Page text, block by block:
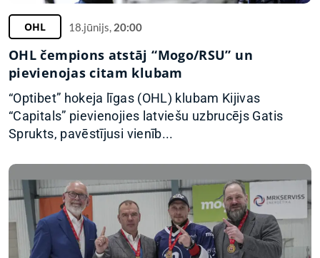
OHL 18.jūnijs, 20:00
OHL čempions atstāj “Mogo/RSU” un
pievienojas citam klubam
“Optibet” hokeja līgas (OHL) klubam Kijivas
“Capitals” pievienojies latviešu uzbrucējs Gatis
Sprukts, pavēstījusi vienīb...